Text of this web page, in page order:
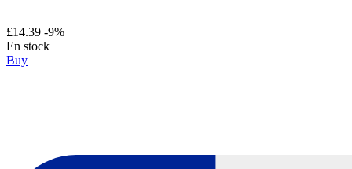
£14.39 -9%
En stock
Buy